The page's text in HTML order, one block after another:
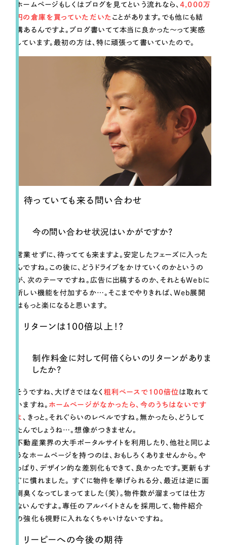
ホームページもしくはブログを見てという流れなら、4,000万
円の倉庫を買っていただいた ことがあります。でも他にも結
構あるんですよ。ブログ書いてて本当に良かった〜って実感
しています。最初の方は、特に頑張って書いていたので。
待っていても来る問い合わせ
今の問い合わせ状況はいかがですか？
営業せずに、待ってても来ますよ。安定したフェーズに入った
んですね。この後に、どうドライブをかけていくのかというの
が、次のテーマですね。広告に出稿するのか、それともWebに
新しい機能を付加するか…。そこまでやりきれば、Web展開
はもっと楽になると思います。
リターンは100倍以上！？
制作料金に対して何倍くらいのリターンがありま
したか？
そうですね、大げさではなく 粗利ベースで100倍位は取れて
いますね。 ホームページがなかったら、今のうちはないです
よ 、きっと。それぐらいのレベルですね。無かったら、どうして
たんでしょうね…。想像がつきません。
不動産業界の大手ポータルサイトを利用したり、他社と同じよ
うなホームページを持つのは、おもしろくありませんから。や
っぱり、デザイン的な差別化もできて、良かったです。更新もす
ぐに慣れました。 すぐに物件を挙げられる分、最近は逆に面
倒臭くなってしまってました（笑）。物件数が溜まっては仕方
ないんですよ。専任のアルバイトさんを採用して、物件紹介
の強化も視野に入れなくちゃいけないですね。
リーピーへの今後の期待